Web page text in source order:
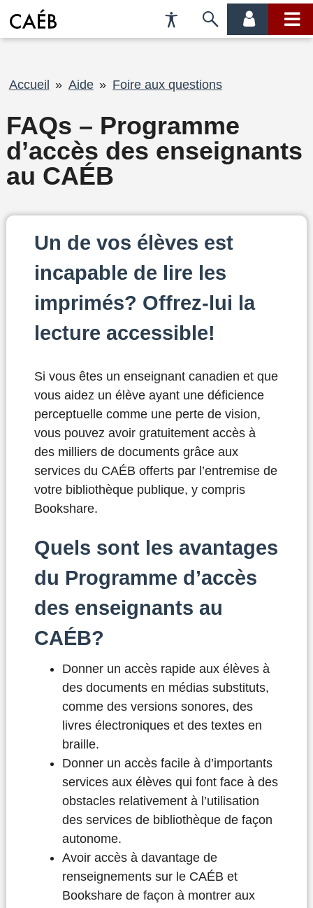
Préférences
d'accessibilité
Passer
recherche
menu
menu
Fil
Accueil Aide Foire aux questions
FAQs – Programme
d’accès des enseignants
au CAÉB
Un de vos élèves est
incapable de lire les
imprimés? Offrez-lui la
lecture accessible!
Si vous êtes un enseignant canadien et que
vous aidez un élève ayant une déficience
perceptuelle comme une perte de vision,
vous pouvez avoir gratuitement accès à
des milliers de documents grâce aux
services du CAÉB offerts par l’entremise de
votre bibliothèque publique, y compris
Bookshare.
Quels sont les avantages
du Programme d’accès
des enseignants au
CAÉB?
Donner un accès rapide aux élèves à
des documents en médias substituts,
comme des versions sonores, des
livres électroniques et des textes en
braille.
Donner un accès facile à d’importants
services aux élèves qui font face à des
obstacles relativement à l’utilisation
des services de bibliothèque de façon
autonome.
Avoir accès à davantage de
renseignements sur le CAÉB et
Bookshare de façon à montrer aux